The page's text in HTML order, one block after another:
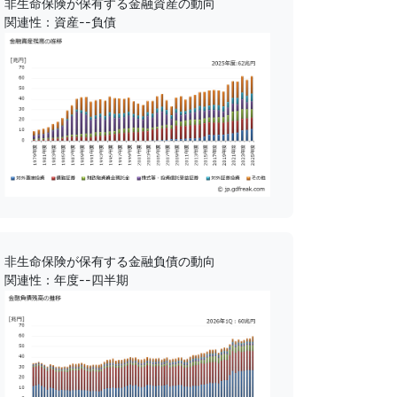
非生命保険が保有する金融資産の動向
関連性：資産--負債
非生命保険が保有する金融負債の動向
関連性：年度--四半期